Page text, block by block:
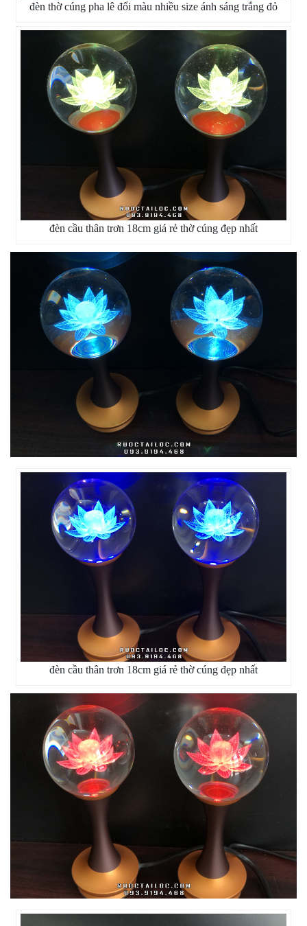
đèn thờ cúng pha lê đổi màu nhiều size ánh sáng trắng đỏ
đèn cầu thân trơn 18cm giá rẻ thờ cúng đẹp nhất
đèn cầu thân trơn 18cm giá rẻ thờ cúng đẹp nhất